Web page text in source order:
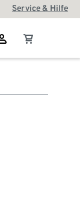
Service & Hilfe